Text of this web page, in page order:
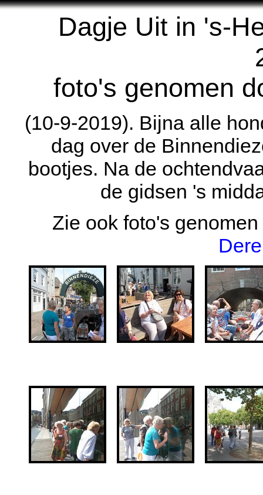
Dagje Uit in 's-
foto's genomen
(10-9-2019). Bijna alle
dag over de
bootjes. Na de
de gidsen 's
Zie ook foto's